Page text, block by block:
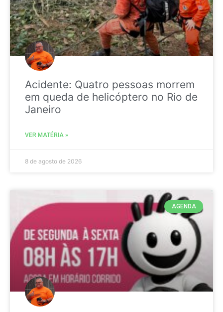
Acidente: Quatro pessoas morrem
em queda de helicóptero no Rio de
Janeiro
VER MATÉRIA »
8 de agosto de 2026
AGENDA